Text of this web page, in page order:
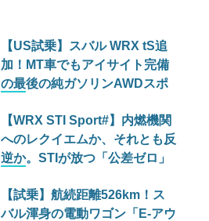
【US試乗】スバル WRX tS追
加！MT車でもアイサイト完備
の最後の純ガソリンAWDスポ
【WRX STI Sport#】内燃機関
へのレクイエムか、それとも反
逆か。STIが放つ「公差ゼロ」
【試乗】航続距離526km！ス
バル渾身の電動ワゴン「E-アウ